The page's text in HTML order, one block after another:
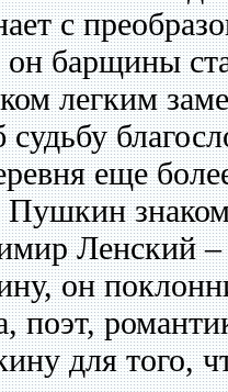
с
барщины
легким
еще
Пушкин
Ленский –
он
поэт,
для того,